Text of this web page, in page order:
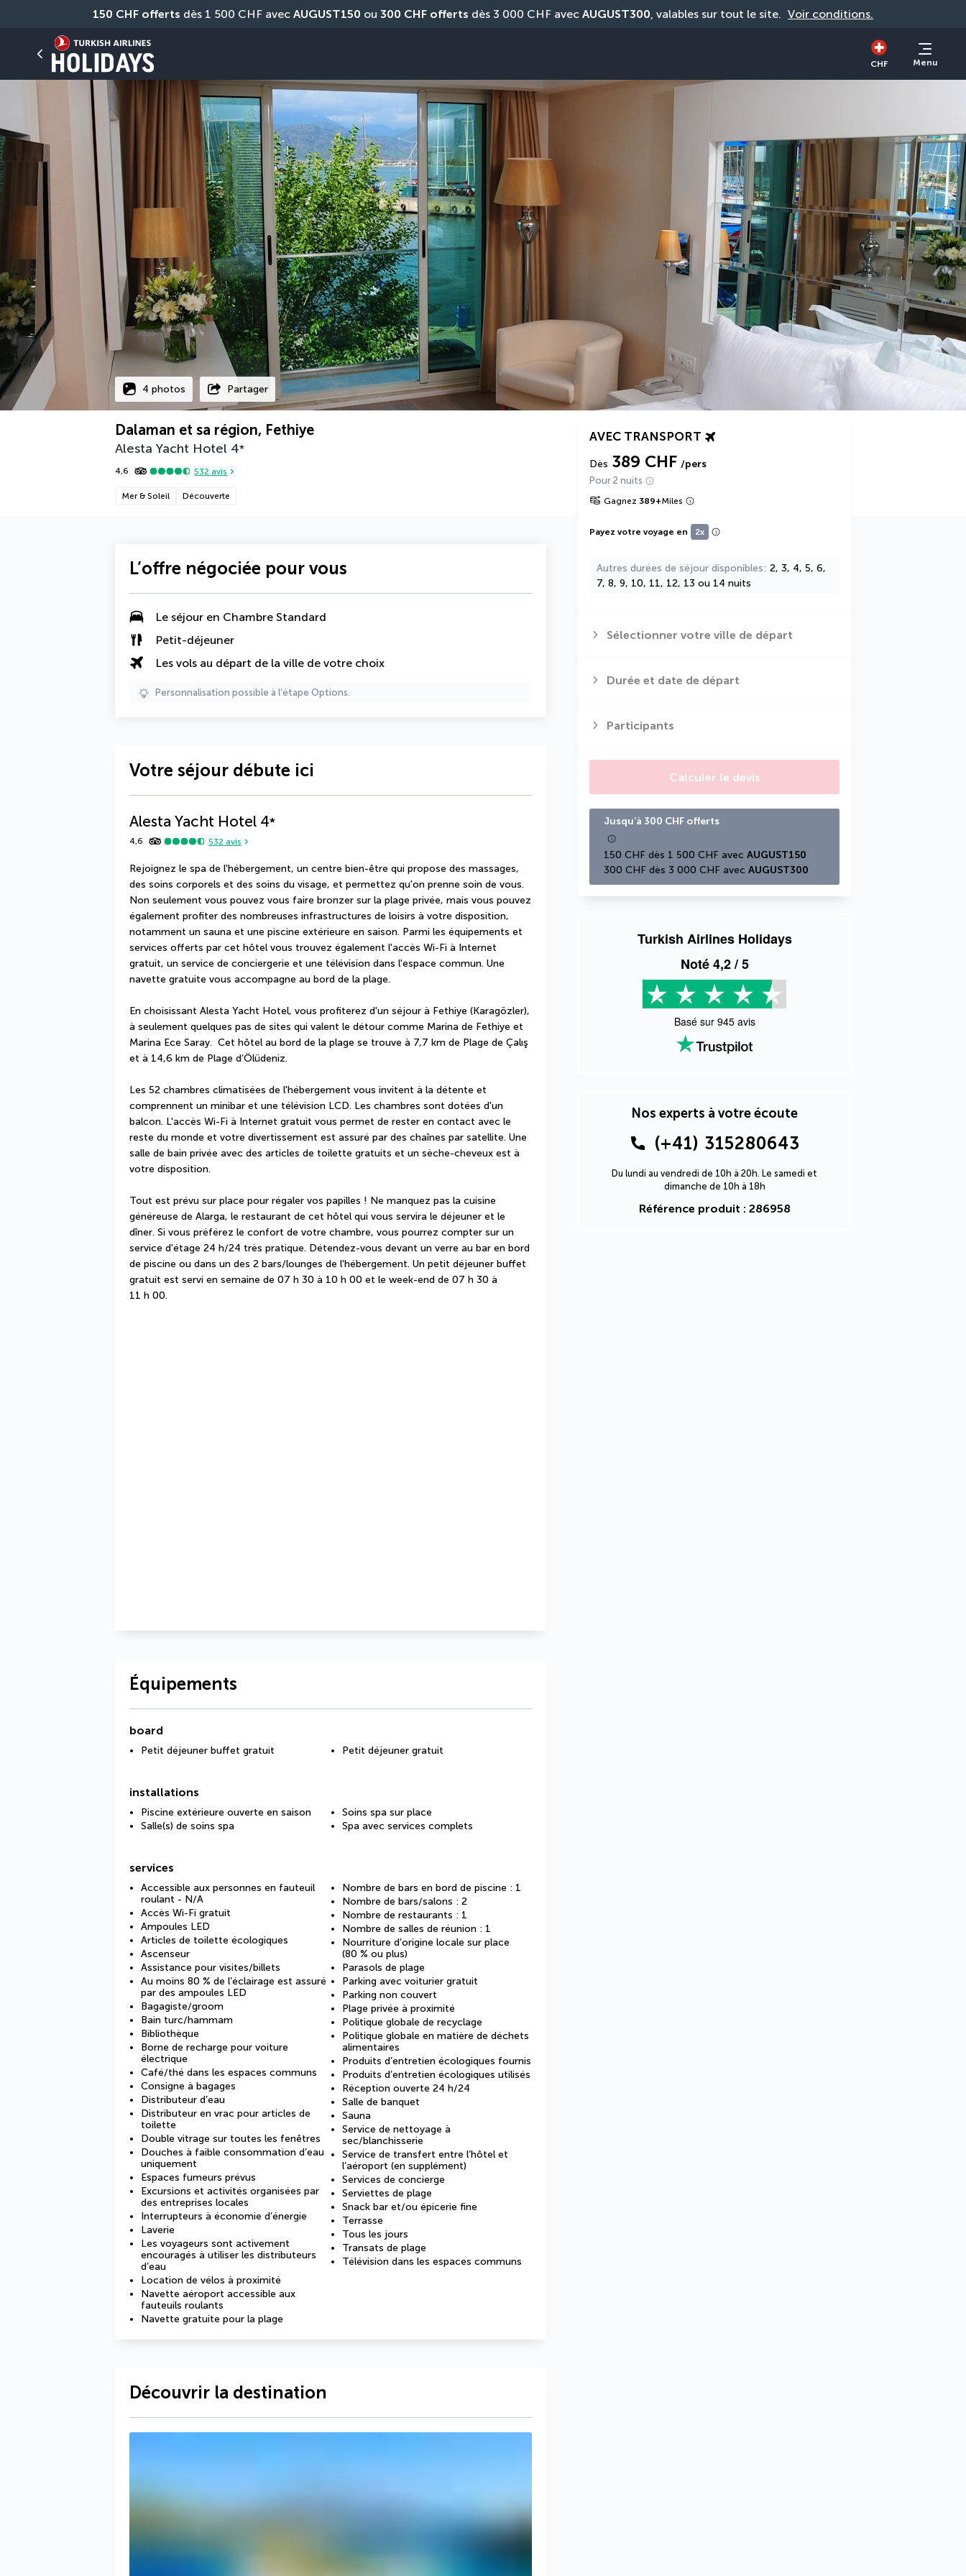
150 CHF offerts dès 1 500 CHF avec AUGUST150 ou 300 CHF offerts dès 3 000 CHF avec AUGUST300, valables sur tout le site. Voir conditions.
CHF Menu
4 photos Partager
Dalaman et sa région, Fethiye
Alesta Yacht Hotel 4*
4,6 532 avis
Mer & Soleil Découverte
AVEC TRANSPORT
Dès 389 CHF /pers
Pour 2 nuits
Gagnez 389+Miles
Payez votre voyage en 2x
Autres durées de séjour disponibles 2, 3, 4, 5, 6,
7, 8, 9, 10, 11, 12, 13 ou 14 nuits
Sélectionner votre ville de départ
Durée et date de départ
Participants
Calculer le devis
Jusqu’à 300 CHF offerts
150 CHF dès 1 500 CHF avec AUGUST150
300 CHF dès 3 000 CHF avec AUGUST300
Turkish Airlines Holidays
Noté4,2/ 5
Basé sur 945avis
Nos experts à votre écoute
(+41) 315280643
Du lundi au vendredi de 10h à 20h. Le samedi et
dimanche de 10h à 18h
Référence produit : 286958
L’offre négociée pour vous
Le séjour en Chambre Standard
Petit-déjeuner
Les vols au départ de la ville de votre choix
Personnalisation possible à l’étape Options.
Votre séjour débute ici
Alesta Yacht Hotel 4*
4,6 532 avis
Rejoignez le spa de l'hébergement, un centre bien-être qui propose des massages,
des soins corporels et des soins du visage, et permettez qu'on prenne soin de vous.
Non seulement vous pouvez vous faire bronzer sur la plage privée, mais vous pouvez
également profiter des nombreuses infrastructures de loisirs à votre disposition,
notamment un sauna et une piscine extérieure en saison. Parmi les équipements et
services offerts par cet hôtel vous trouvez également l'accès Wi-Fi à Internet
gratuit, un service de conciergerie et une télévision dans l'espace commun. Une
navette gratuite vous accompagne au bord de la plage.
En choisissant Alesta Yacht Hotel, vous profiterez d'un séjour à Fethiye (Karagözler),
à seulement quelques pas de sites qui valent le détour comme Marina de Fethiye et
Marina Ece Saray.  Cet hôtel au bord de la plage se trouve à 7,7 km de Plage de Çalış
et à 14,6 km de Plage d’Ölüdeniz.
Les 52 chambres climatisées de l'hébergement vous invitent à la détente et
comprennent un minibar et une télévision LCD. Les chambres sont dotées d'un
balcon. L'accès Wi-Fi à Internet gratuit vous permet de rester en contact avec le
reste du monde et votre divertissement est assuré par des chaînes par satellite. Une
salle de bain privée avec des articles de toilette gratuits et un sèche-cheveux est à
votre disposition.
Tout est prévu sur place pour régaler vos papilles ! Ne manquez pas la cuisine
généreuse de Alarga, le restaurant de cet hôtel qui vous servira le déjeuner et le
dîner. Si vous préférez le confort de votre chambre, vous pourrez compter sur un
service d'étage 24 h/24 très pratique. Détendez-vous devant un verre au bar en bord
de piscine ou dans un des 2 bars/lounges de l'hébergement. Un petit déjeuner buffet
gratuit est servi en semaine de 07 h 30 à 10 h 00 et le week-end de 07 h 30 à
11 h 00.
Équipements
board
Petit déjeuner buffet gratuit Petit déjeuner gratuit
installations
Piscine extérieure ouverte en saison
Salle(s) de soins spa
Soins spa sur place
Spa avec services complets
services
Accessible aux personnes en fauteuil
roulant - N/A
Accès Wi-Fi gratuit
Ampoules LED
Articles de toilette écologiques
Ascenseur
Assistance pour visites/billets
Au moins 80 % de l’éclairage est assuré
par des ampoules LED
Bagagiste/groom
Bain turc/hammam
Bibliothèque
Borne de recharge pour voiture
électrique
Café/thé dans les espaces communs
Consigne à bagages
Distributeur d’eau
Distributeur en vrac pour articles de
toilette
Double vitrage sur toutes les fenêtres
Douches à faible consommation d’eau
uniquement
Espaces fumeurs prévus
Excursions et activités organisées par
des entreprises locales
Interrupteurs à économie d’énergie
Laverie
Les voyageurs sont activement
encouragés à utiliser les distributeurs
d’eau
Location de vélos à proximité
Navette aéroport accessible aux
fauteuils roulants
Navette gratuite pour la plage
Nombre de bars en bord de piscine : 1
Nombre de bars/salons : 2
Nombre de restaurants : 1
Nombre de salles de réunion : 1
Nourriture d’origine locale sur place
(80 % ou plus)
Parasols de plage
Parking avec voiturier gratuit
Parking non couvert
Plage privée à proximité
Politique globale de recyclage
Politique globale en matière de déchets
alimentaires
Produits d’entretien écologiques fournis
Produits d’entretien écologiques utilisés
Réception ouverte 24 h/24
Salle de banquet
Sauna
Service de nettoyage à
sec/blanchisserie
Service de transfert entre l’hôtel et
l’aéroport (en supplément)
Services de concierge
Serviettes de plage
Snack bar et/ou épicerie fine
Terrasse
Tous les jours
Transats de plage
Télévision dans les espaces communs
Découvrir la destination